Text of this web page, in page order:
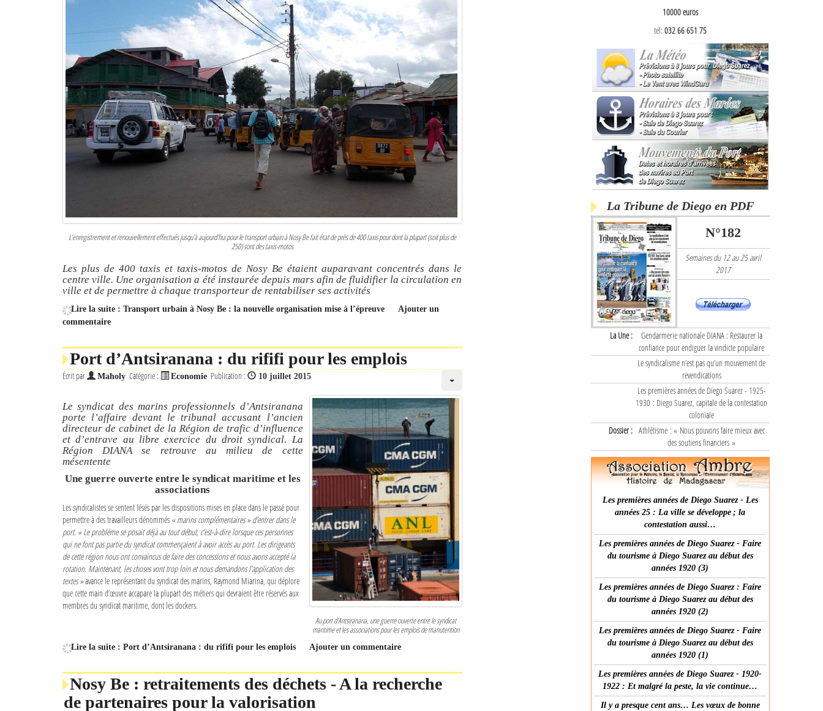
L’enregistrement et renouvellement effectués jusqu’à aujourd’hui pour le transport urbain à Nosy Be fait état de près de 400 taxis pour dont la plupart (soit plus de
250) sont des taxis-motos
Les plus de 400 taxis et taxis-motos de Nosy Be étaient auparavant concentrés dans le
centre ville. Une organisation a été instaurée depuis mars afin de fluidifier la circulation en
ville et de permettre à chaque transporteur de rentabiliser ses activités
Lire la suite : Transport urbain à Nosy Be : la nouvelle organisation mise à l’épreuve
Ajouter un
commentaire
Port d’Antsiranana : du rififi pour les emplois
Écrit par Maholy Catégorie : Economie Publication : 10 juillet 2015
Au port d’Antsiranana, une guerre ouverte entre le syndicat
maritime et les associations pour les emplois de manutention
Le syndicat des marins professionnels d’Antsiranana
porte l’affaire devant le tribunal accusant l’ancien
directeur de cabinet de la Région de trafic d’influence
et d’entrave au libre exercice du droit syndical. La
Région DIANA se retrouve au milieu de cette
mésentente
Une guerre ouverte entre le syndicat maritime et les
associations
Les syndicalistes se sentent lésés par les dispositions mises en place dans le passé pour
permettre à des travailleurs dénommés « marins complémentaires » d’entrer dans le
port. « Le problème se posait déjà au tout début, c’est-à-dire lorsque ces personnes
qui ne font pas partie du syndicat commençaient à avoir accès au port. Les dirigeants
de cette région nous ont convaincus de faire des concessions et nous avons accepté la
rotation. Maintenant, les choses vont trop loin et nous demandons l’application des
textes »avance le représentant du syndicat des marins, Raymond Miarina, qui déplore
que cette main d’œuvre accapare la plupart des métiers qui devraient être réservés aux
membres du syndicat maritime, dont les dockers.
Lire la suite : Port d’Antsiranana : du rififi pour les emplois Ajouter un commentaire
Nosy Be : retraitements des déchets - A la recherche
de partenaires pour la valorisation
10000 euros
tel: 032 66 651 75
La Tribune de Diego en PDF
N°182
Semaines du 12 au 25 avril
2017
La Une :
Gendarmerie nationale DIANA : Restaurer la
confiance pour endiguer la vindicte populaire
Le syndicalisme n’est pas qu’un mouvement de
revendications
Les premières années de Diego Suarez - 1925-
1930 : Diego Suarez, capitale de la contestation
coloniale
Dossier : Athlétisme : « Nous pouvons faire mieux avec
des soutiens financiers »
Les premières années de Diego Suarez - Les
années 25 : La ville se développe ; la
contestation aussi…
Les premières années de Diego Suarez - Faire
du tourisme à Diego Suarez au début des
années 1920 (3)
Les premières années de Diego Suarez : Faire
du tourisme à Diego Suarez au début des
années 1920 (2)
Les premières années de Diego Suarez - Faire
du tourisme à Diego Suarez au début des
années 1920 (1)
Les premières années de Diego Suarez - 1920-
1922 : Et malgré la peste, la vie continue…
Il y a presque cent ans… Les vœux de bonne